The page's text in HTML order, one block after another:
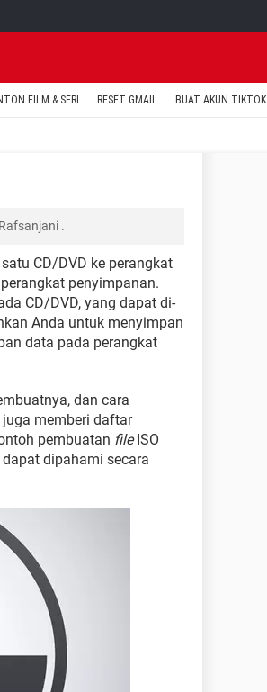
FILM & SERI RESET GMAIL BUAT AKUN TIKTOK
.
CD/DVD ke perangkat
penyimpanan.
CD/DVD, yang dapat di-
Anda untuk menyimpan
data pada perangkat
dan cara
juga memberi daftar
pembuatan fileISO
dipahami secara